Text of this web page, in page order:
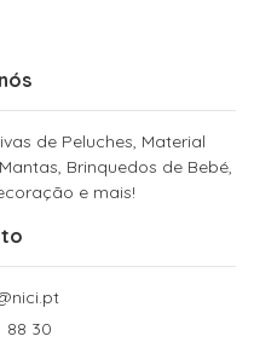
de Peluches, Material
Brinquedos de Bebé,
e mais!
88 30